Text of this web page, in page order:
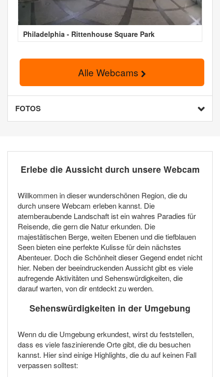
Philadelphia - Rittenhouse Square Park
Alle Webcams
FOTOS
Erlebe die Aussicht durch unsere Webcam
Willkommen in dieser wunderschönen Region, die du
durch unsere Webcam erleben kannst. Die
atemberaubende Landschaft ist ein wahres Paradies für
Reisende, die gern die Natur erkunden. Die
majestätischen Berge, weiten Ebenen und die tiefblauen
Seen bieten eine perfekte Kulisse für dein nächstes
Abenteuer. Doch die Schönheit dieser Gegend endet nicht
hier. Neben der beeindruckenden Aussicht gibt es viele
aufregende Aktivitäten und Sehenswürdigkeiten, die
darauf warten, von dir entdeckt zu werden.
Sehenswürdigkeiten in der Umgebung
Wenn du die Umgebung erkundest, wirst du feststellen,
dass es viele faszinierende Orte gibt, die du besuchen
kannst. Hier sind einige Highlights, die du auf keinen Fall
verpassen solltest: